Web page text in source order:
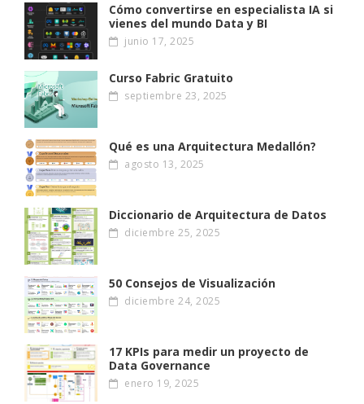
Cómo convertirse en especialista IA si
vienes del mundo Data y BI
junio 17, 2025
Curso Fabric Gratuito
septiembre 23, 2025
Qué es una Arquitectura Medallón?
agosto 13, 2025
Diccionario de Arquitectura de Datos
diciembre 25, 2025
50 Consejos de Visualización
diciembre 24, 2025
17 KPIs para medir un proyecto de
Data Governance
enero 19, 2025